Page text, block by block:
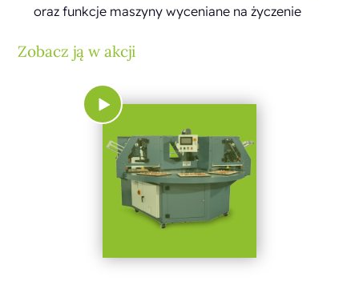
oraz funkcje maszyny wyceniane na życzenie
Zobacz ją w akcji